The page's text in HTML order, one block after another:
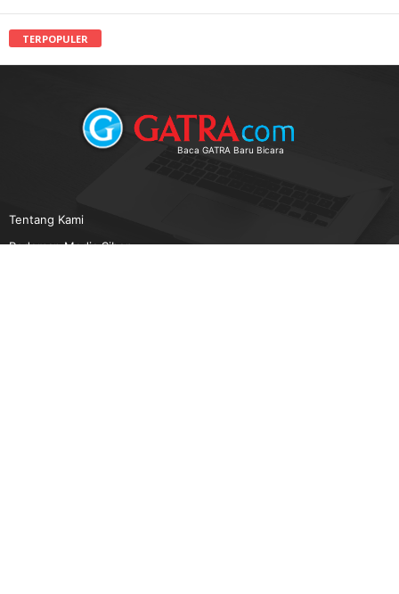
TERPOPULER
Baca GATRA Baru Bicara
Tentang Kami
Pedoman Media Siber